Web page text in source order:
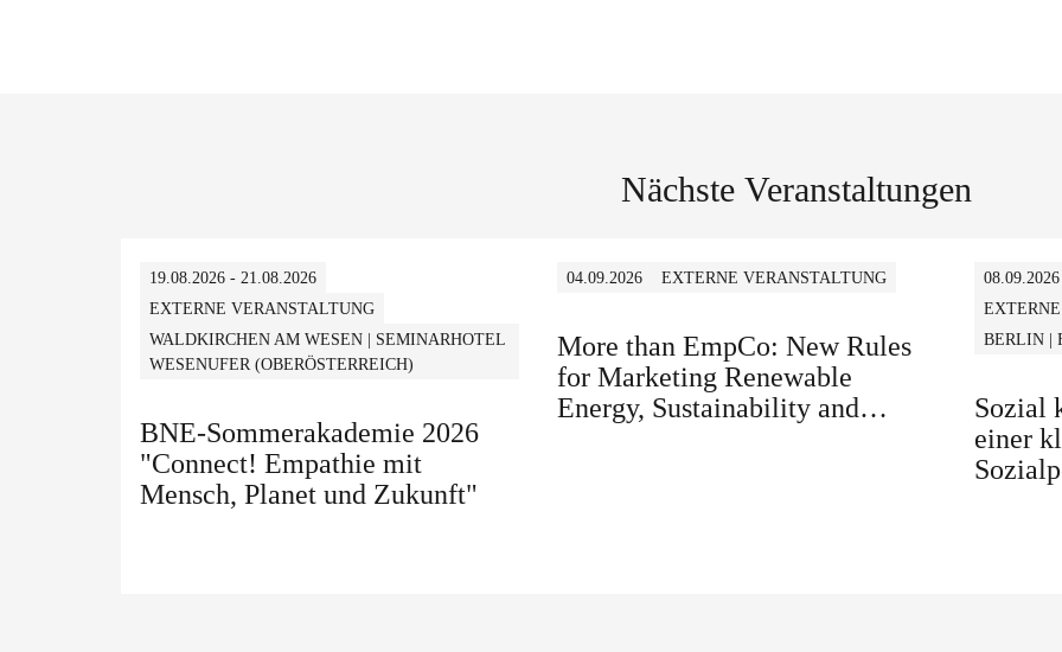
Nächste Veranstaltungen
19.08.2026 - 21.08.2026
EXTERNE VERANSTALTUNG
WALDKIRCHEN AM WESEN | SEMINARHOTEL
WESENUFER (OBERÖSTERREICH)
BNE-Sommerakademie 2026
"Connect! Empathie mit
Mensch, Planet und Zukunft"
04.09.2026 EXTERNE VERANSTALTUNG
More than EmpCo: New Rules
for Marketing Renewable
Energy, Sustainability and
BERLIN |
Sozial
einer